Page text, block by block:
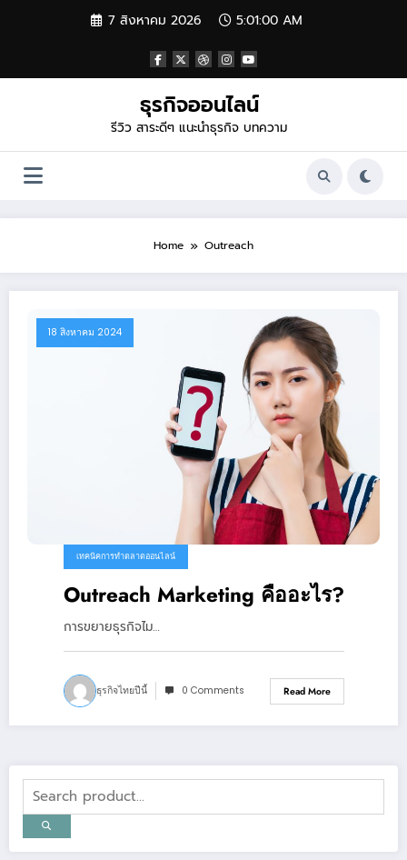
7 สิงหาคม 2026 5:01:00 AM
ธุรกิจออนไลน์
รีวิว สาระดีๆ แนะนำธุรกิจ บทความ
Home Outreach
18 สิงหาคม 2024
เทคนิคการทำตลาดออนไลน์
Outreach Marketing คืออะไร?
การขยายธุรกิจไม…
ธุรกิจไทยปีนี้ 0 Comments Read More